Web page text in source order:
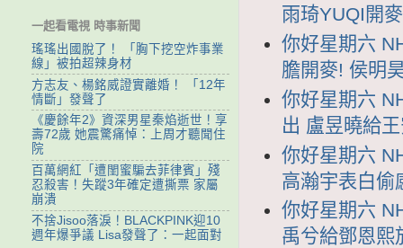
雨琦YUQI開
你好星期六
膽開麥! 侯明
你好星期六
出 盧昱曉給
你好星期六
高瀚宇表白偷
你好星期六
禹兮給鄧恩熙
一起看電視 時事新聞
瑤瑤出國脫了！ 「胸下挖空炸事業
線」被拍超辣身材
方志友、楊銘威證實離婚！ 「12年
情斷」發聲了
《慶餘年2》資深男星秦焰逝世！享
壽72歲 她震驚痛悼：上周才聽聞住
院
百萬網紅「遭閨蜜騙去菲律賓」殘
忍殺害！失蹤3年確定遭撕票 家屬
崩潰
不捨Jisoo落淚！BLACKPINK迎10
週年爆爭議 Lisa發聲了：一起面對